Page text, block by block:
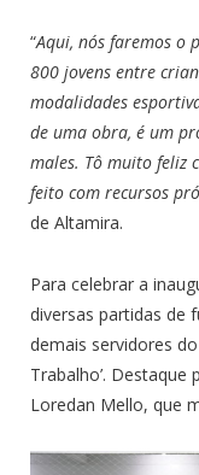
“Aqui, nós faremos o
800 jovens entre
modalidades
de uma obra, é um
males. Tô muito feliz
feito com recursos
de Altamira.
Para celebrar a
diversas partidas de
demais servidores
Trabalho’.
Loredan Mello, que